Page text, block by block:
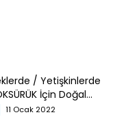
/ Yetişkinlerde
İçin Doğal...
11 Ocak 2022